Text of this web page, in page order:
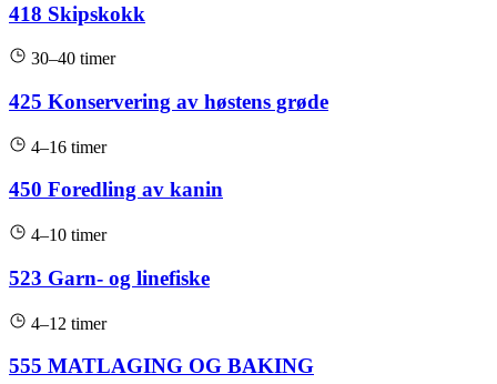
418 Skipskokk
30–40 timer
425 Konservering av høstens grøde
4–16 timer
450 Foredling av kanin
4–10 timer
523 Garn- og linefiske
4–12 timer
555 MATLAGING OG BAKING